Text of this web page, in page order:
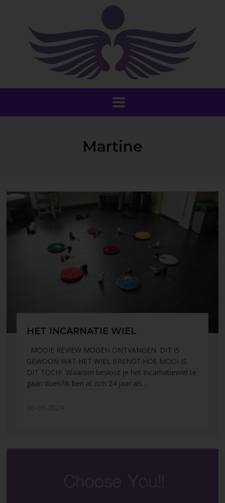
Martine
HET INCARNATIE WIEL
MOOIE REVIEW MOGEN ONTVANGEN. DIT IS
GEWOON WAT HET WIEL BRENGT.HOE MOOI IS
DIT TOCH! Waarom besloot je het Incarnatiewiel te
gaan doen?Ik ben al zo’n 24 jaar als…